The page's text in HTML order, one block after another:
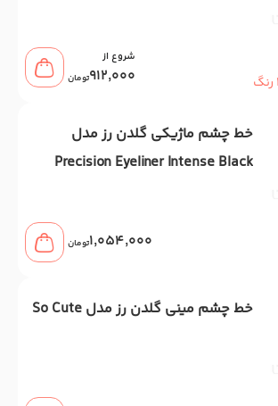
شروع از
912,000تومان
خط چشم ماژیکی گلدن رز مدل
Precision Eyeliner Intense Black
1,054,000تومان
خط چشم مینی گلدن رز مدل So Cute